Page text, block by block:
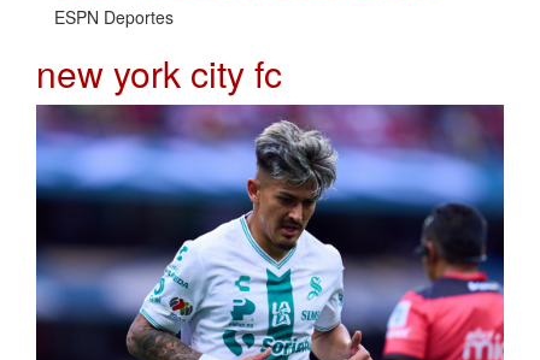
ESPN Deportes
new york city fc